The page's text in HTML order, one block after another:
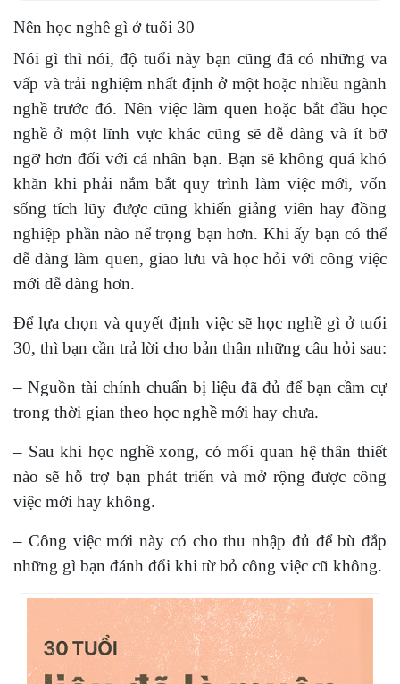
Nên học nghề gì ở tuổi 30
Nói gì thì nói, độ tuổi này bạn cũng đã có những va
vấp và trải nghiệm nhất định ở một hoặc nhiều ngành
nghề trước đó. Nên việc làm quen hoặc bắt đầu học
nghề ở một lĩnh vực khác cũng sẽ dễ dàng và ít bỡ
ngỡ hơn đối với cá nhân bạn. Bạn sẽ không quá khó
khăn khi phải nắm bắt quy trình làm việc mới, vốn
sống tích lũy được cũng khiến giảng viên hay đồng
nghiệp phần nào nể trọng bạn hơn. Khi ấy bạn có thể
dễ dàng làm quen, giao lưu và học hỏi với công việc
mới dễ dàng hơn.
Để lựa chọn và quyết định việc sẽ học nghề gì ở tuổi
30, thì bạn cần trả lời cho bản thân những câu hỏi sau:
– Nguồn tài chính chuẩn bị liệu đã đủ để bạn cầm cự
trong thời gian theo học nghề mới hay chưa.
– Sau khi học nghề xong, có mối quan hệ thân thiết
nào sẽ hỗ trợ bạn phát triển và mở rộng được công
việc mới hay không.
– Công việc mới này có cho thu nhập đủ để bù đắp
những gì bạn đánh đổi khi từ bỏ công việc cũ không.